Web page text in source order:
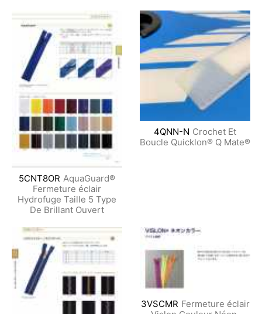
5CNT8OR AquaGuard®
Fermeture éclair
Hydrofuge Taille 5 Type
De Brillant Ouvert
4QNN-N Crochet Et
Boucle Quicklon® Q Mate®
3VSCMR Fermeture éclair